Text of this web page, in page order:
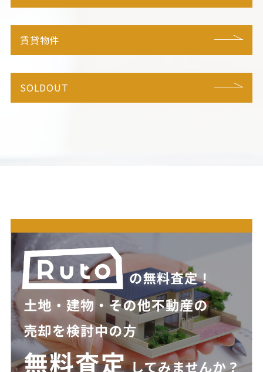
賃貸物件
SOLDOUT